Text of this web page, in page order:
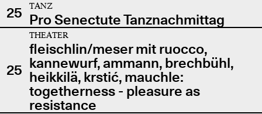
25
TANZ
Pro Senectute Tanznachmittag
25
THEATER
fleischlin/meser mit ruocco,
kannewurf, ammann, brechbühl,
heikkilä, krstić, mauchle:
togetherness - pleasure as
resistance